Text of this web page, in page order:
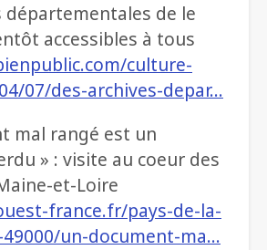
départementales de le
accessibles à tous
culture-
07/des-archives-depar…
mal rangé est un
» : visite au coeur des
et-Loire
france.fr/pays-de-la-
un-document-ma…